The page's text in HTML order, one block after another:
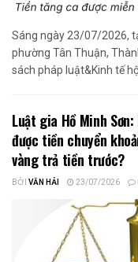
Sáng ngày 23/07/2026,
phường Tân Thuận,
sách pháp luật&Kinh tế
Luật gia Hồ Minh
được tiền chuyển
vàng trả tiền trước?
BỞI VĂN HẢI 23/07/2026